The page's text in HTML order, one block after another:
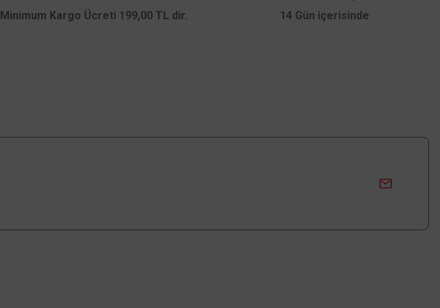
Minimum Kargo Ücreti 199,00 TL dir. 14 Gün içerisinde